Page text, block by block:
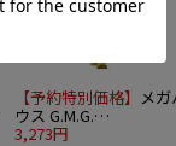
【予約特別価格】 メガ
ウス G.M.G.
COLLECTION 16 機動戦
3,273円